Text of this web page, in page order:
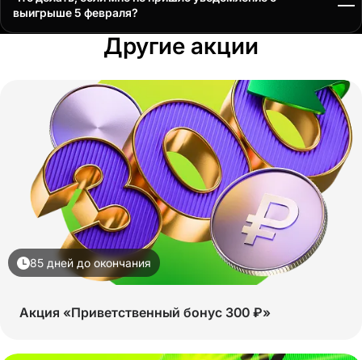
Кошелька ЦУПИС.
Список победителей также будет опубликован на сайте
странице акции. Если вы соответствуете всем условиям акции, но не
нашли себя в списке, обратитесь в службу поддержки ЦУПИС.
выигрыше 5 февраля?
Проверьте, что ваш email в Личном кабинете ЦУПИС актуален и
подтвержден. Если с email все в порядке, проверьте список победителей
на странице акции. Если вы выполнили все условия
Другие акции
85 дней до окончания
Акция «Приветственный бонус 300 ₽»